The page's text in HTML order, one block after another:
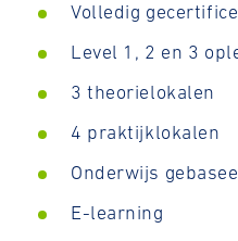
Volledig
Level 1, 2 en 3
3 theorielokalen
4 praktijklokalen
Onderwijs
E-learning